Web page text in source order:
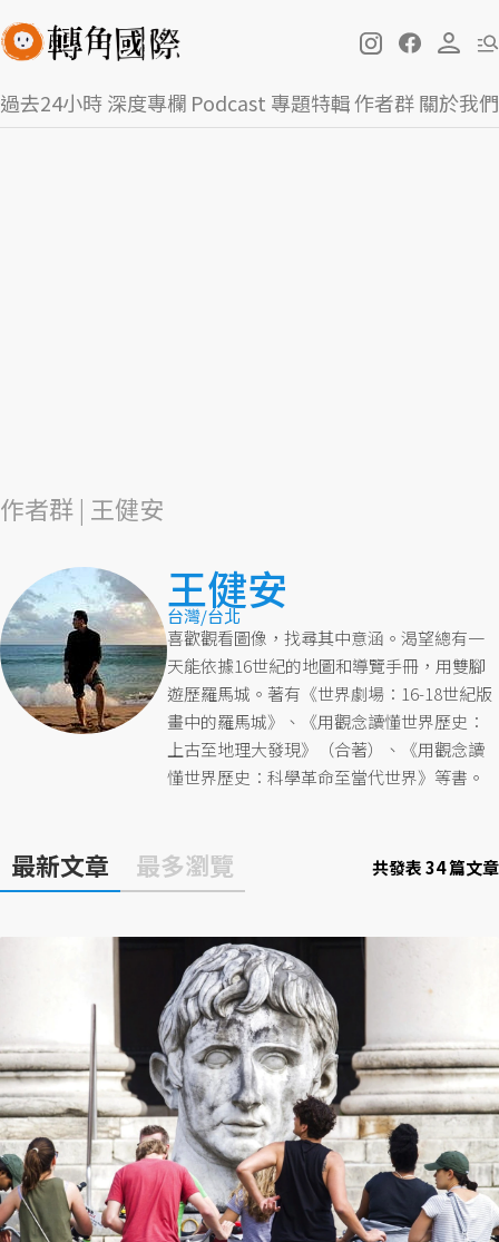
過去24小時深度專欄 Podcast 專題特輯作者群關於我們
作者群 | 王健安
王健安
台灣/台北
喜歡觀看圖像，找尋其中意涵。渴望總有一
天能依據16世紀的地圖和導覽手冊，用雙腳
遊歷羅馬城。著有《世界劇場：16-18世紀版
畫中的羅馬城》、《用觀念讀懂世界歷史：
上古至地理大發現》（合著）、《用觀念讀
懂世界歷史：科學革命至當代世界》等書。
最新文章 最多瀏覽 共發表 34 篇文章